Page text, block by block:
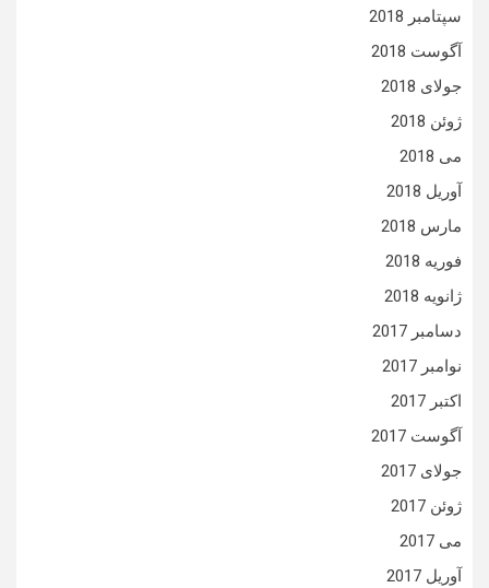
سپتامبر 2018
آگوست 2018
جولای 2018
ژوئن 2018
می 2018
آوریل 2018
مارس 2018
فوریه 2018
ژانویه 2018
دسامبر 2017
نوامبر 2017
اکتبر 2017
آگوست 2017
جولای 2017
ژوئن 2017
می 2017
آوریل 2017